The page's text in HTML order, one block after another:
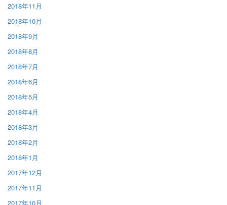
2018年11月
2018年10月
2018年9月
2018年8月
2018年7月
2018年6月
2018年5月
2018年4月
2018年3月
2018年2月
2018年1月
2017年12月
2017年11月
2017年10月